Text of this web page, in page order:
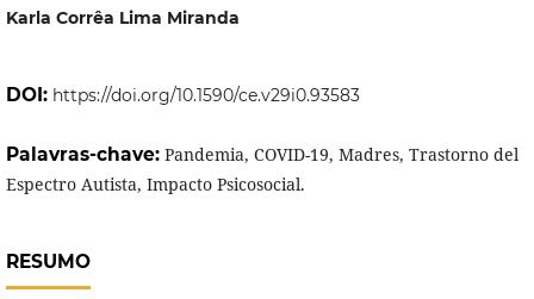
Karla Corrêa Lima Miranda
DOI: https://doi.org/10.1590/ce.v29i0.93583
Palavras-chave: Pandemia, COVID-19, Madres, Trastorno del
Espectro Autista, Impacto Psicosocial.
RESUMO